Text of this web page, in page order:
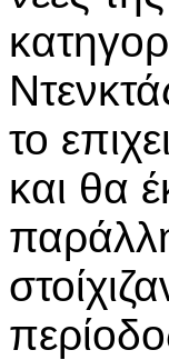
το
και θα